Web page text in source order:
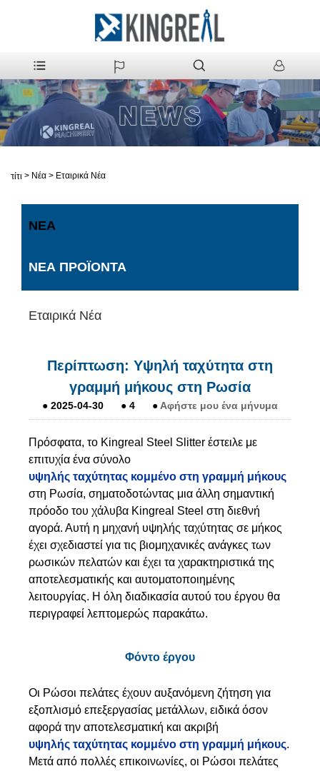
Σπίτι > Νέα > Εταιρικά Νέα
ΝΈΑ
ΝΈΑ ΠΡΟΪΌΝΤΑ
Εταιρικά Νέα
Περίπτωση: Υψηλή ταχύτητα στη
γραμμή μήκους στη Ρωσία
● 2025-04-30 ● 4 ● Αφήστε μου ένα μήνυμα
Πρόσφατα, το Kingreal Steel Slitter έστειλε με
επιτυχία ένα σύνολο
υψηλής ταχύτητας κομμένο στη γραμμή μήκους
στη Ρωσία, σηματοδοτώντας μια άλλη σημαντική
πρόοδο του χάλυβα Kingreal Steel στη διεθνή
αγορά. Αυτή η μηχανή υψηλής ταχύτητας σε μήκος
έχει σχεδιαστεί για τις βιομηχανικές ανάγκες των
ρωσικών πελατών και έχει τα χαρακτηριστικά της
αποτελεσματικής και αυτοματοποιημένης
λειτουργίας. Η όλη διαδικασία αυτού του έργου θα
περιγραφεί λεπτομερώς παρακάτω.
Φόντο έργου
Οι Ρώσοι πελάτες έχουν αυξανόμενη ζήτηση για
εξοπλισμό επεξεργασίας μετάλλων, ειδικά όσον
αφορά την αποτελεσματική και ακριβή
υψηλής ταχύτητας κομμένο στη γραμμή μήκους.
Μετά από πολλές επικοινωνίες, οι Ρώσοι πελάτες